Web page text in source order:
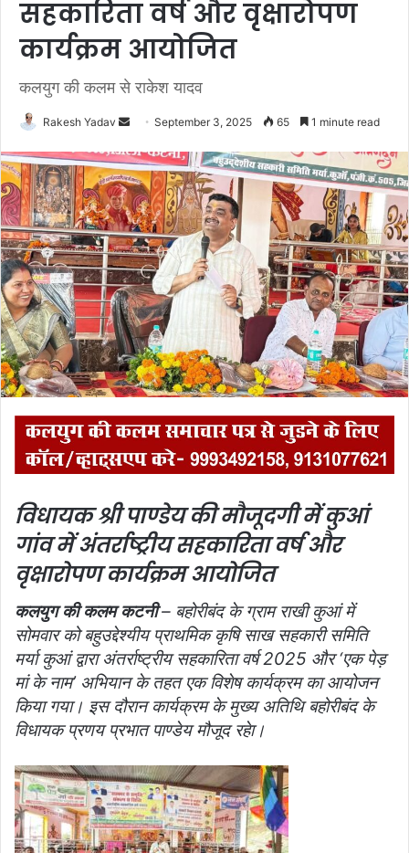
सहकारिता वर्ष और वृक्षारोपण
कार्यक्रम आयोजित
कलयुग की कलम से राकेश यादव
Rakesh Yadav
n
d
a
n
e
m
a
i
l
September 3, 2025 65 1 minute read
विधायक श्री पाण्‍डेय की मौजूदगी में कुआं
गांव में अंतर्राष्ट्रीय सहकारिता वर्ष और
वृक्षारोपण कार्यक्रम आयोजित
कलयुग की कलम कटनी– बहोरीबंद के ग्राम राखी कुआं में
सोमवार को बहुउद्देश्यीय प्राथमिक कृषि साख सहकारी समिति
मर्या कुआं द्वारा अंतर्राष्ट्रीय सहकारिता वर्ष 2025 और ‘एक पेड़
मां के नाम’ अभियान के तहत एक विशेष कार्यक्रम का आयोजन
किया गया। इस दौरान कार्यक्रम के मुख्य अतिथि बहोरीबंद के
विधायक प्रणय प्रभात पाण्डेय मौजूद रहेा।